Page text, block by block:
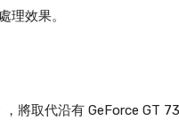
理效果。
將取代沿有 GeForce GT